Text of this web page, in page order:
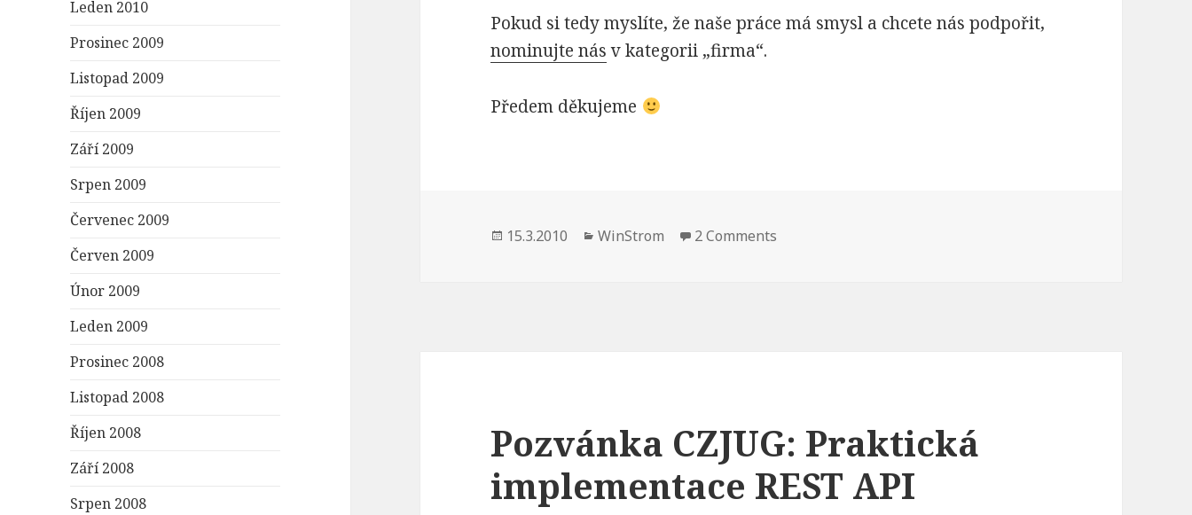
Leden 2010
Prosinec 2009
Listopad 2009
Říjen 2009
Září 2009
Srpen 2009
Červenec 2009
Červen 2009
Únor 2009
Leden 2009
Prosinec 2008
Listopad 2008
Říjen 2008
Září 2008
Srpen 2008
Pokud si tedy myslíte, že naše práce má smysl a chcete nás podpořit,
nominujte násv kategorii „firma“.
Předem děkujeme
Publikováno:
15.3.2010 Rubriky:
WinStrom 2 Comments
Pozvánka CZJUG: Praktická
implementace REST API